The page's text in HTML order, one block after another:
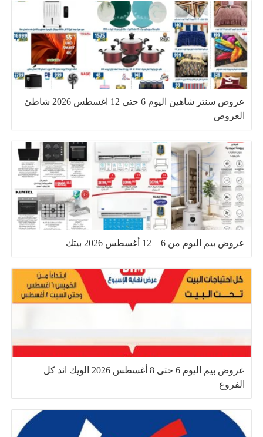
عروض سنتر شاهين اليوم 6 حتى 12 اغسطس 2026 شاطئ
العروض
عروض بيم اليوم من 6 – 12 أغسطس 2026 بيتك
عروض بيم اليوم 6 حتى 8 أغسطس 2026 الويك اند كل
الفروع